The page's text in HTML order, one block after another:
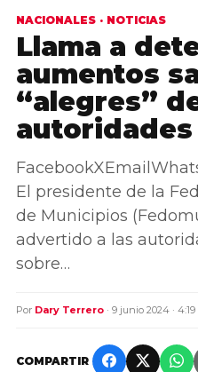
NACIONALES · NOTICIAS
Llama a
aumentos
“alegres”
El presidente de la
de Municipios
advertido a las
sobre…
Por Dary Terrero · 9 junio 2024 ·
COMPARTIR